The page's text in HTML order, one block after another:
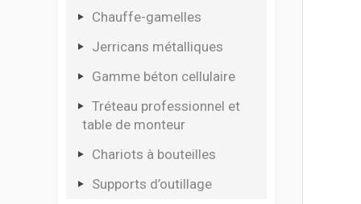
Coffrets multi usages
Coffrets pour électro
Chauffe-gamelles
Jerricans métalliques
Gamme béton cellulaire
Tréteau professionnel et
table de monteur
Chariots à bouteilles
Supports d’outillage